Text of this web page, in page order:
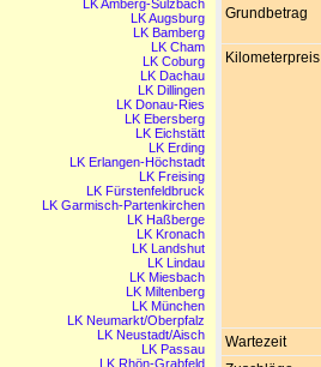
LK Amberg-Sulzbach
LK Augsburg
LK Bamberg
LK Cham
LK Coburg
LK Dachau
LK Dillingen
LK Donau-Ries
LK Ebersberg
LK Eichstätt
LK Erding
LK Erlangen-Höchstadt
LK Freising
LK Fürstenfeldbruck
LK Garmisch-Partenkirchen
LK Haßberge
LK Kronach
LK Landshut
LK Lindau
LK Miesbach
LK Miltenberg
LK München
LK Neumarkt/Oberpfalz
LK Neustadt/Aisch
LK Passau
LK Rhön-Grabfeld
Grundbetrag
Kilometerpreis
Wartezeit